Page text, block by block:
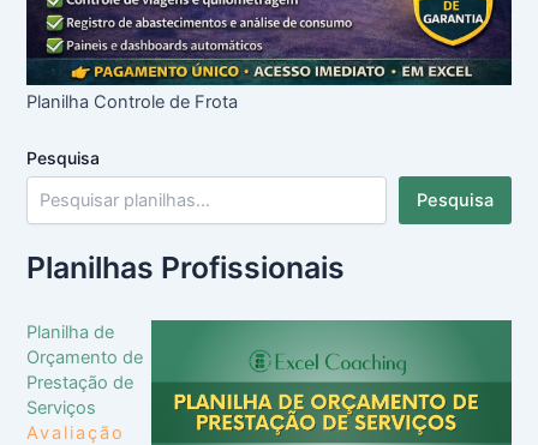
Planilha Controle de Frota
Pesquisa
Pesquisa
Planilhas Profissionais
Planilha de
Orçamento de
Prestação de
Serviços
Avaliação